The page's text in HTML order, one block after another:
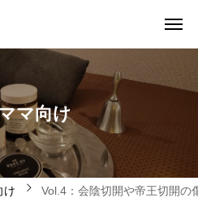
マ向け
け Vol.4：会陰切開や帝王切開